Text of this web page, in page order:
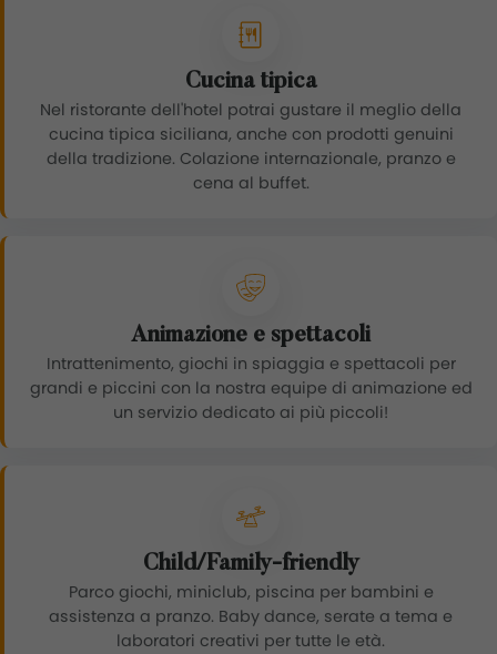
Cucina tipica
Nel ristorante dell'hotel potrai gustare il meglio della
cucina tipica siciliana, anche con prodotti genuini
della tradizione. Colazione internazionale, pranzo e
cena al buffet.
Animazione e spettacoli
Intrattenimento, giochi in spiaggia e spettacoli per
grandi e piccini con la nostra equipe di animazione ed
un servizio dedicato ai più piccoli!
Child/Family-friendly
Parco giochi, miniclub, piscina per bambini e
assistenza a pranzo. Baby dance, serate a tema e
laboratori creativi per tutte le età.